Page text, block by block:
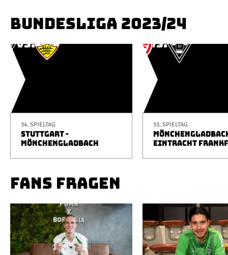
BUNDESLIGA 2023/24
34. SPIELTAG
STUTTGART -
MÖNCHENGLADBACH
33. SPIELTAG
EINTRACHT
FANS FRAGEN